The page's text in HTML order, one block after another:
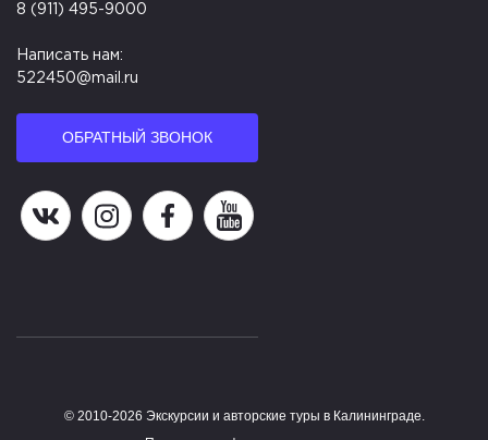
8 (911) 495-9000
Написать нам:
522450@mail.ru
ОБРАТНЫЙ ЗВОНОК
Наша группа в ВК
Наша страница в Instagram
Наша группа в Facebook
Наш канал на YouTube
© 2010-2026 Экскурсии и авторские туры в Калининграде.
Работает на HostCMS